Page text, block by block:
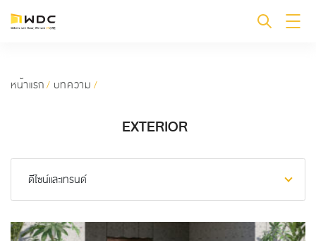
หน้าแรก/ บทความ /
EXTERIOR
ดีไซน์และเทรนด์